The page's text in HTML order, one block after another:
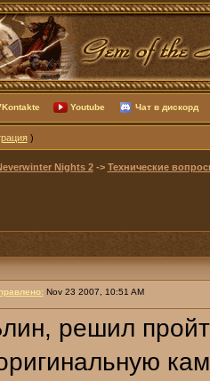
Youtube Чат в дискорд
)
Nights 2-> Технические
Nov 23 2007, 10:51 AM
решил